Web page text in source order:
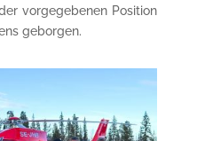
vorgegebenen Position
geborgen.